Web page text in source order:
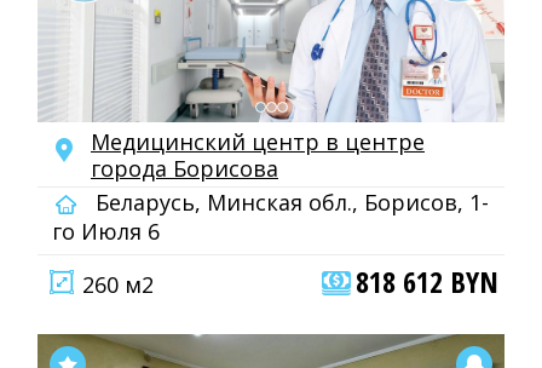
Медицинский центр в центре
города Борисова
Беларусь, Минская обл., Борисов, 1-
го Июля 6
260 м2
818 612 BYN